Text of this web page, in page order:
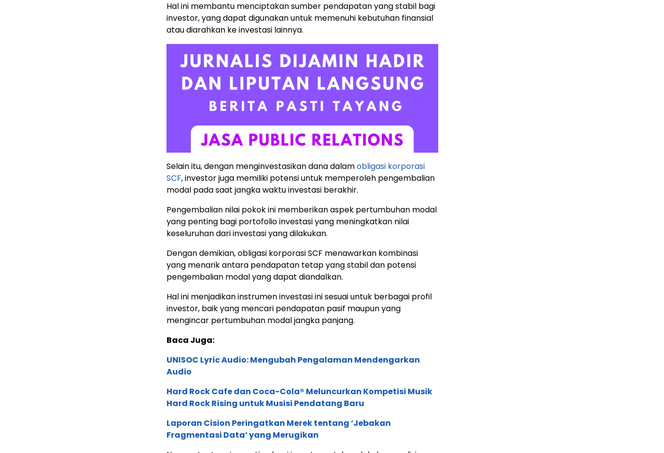
Hal ini membantu menciptakan sumber pendapatan yang stabil bagi
investor, yang dapat digunakan untuk memenuhi kebutuhan finansial
atau diarahkan ke investasi lainnya.
Selain itu, dengan menginvestasikan dana dalamobligasi korporasi
SCF, investor juga memiliki potensi untuk memperoleh pengembalian
modal pada saat jangka waktu investasi berakhir.
Pengembalian nilai pokok ini memberikan aspek pertumbuhan modal
yang penting bagi portofolio investasi yang meningkatkan nilai
keseluruhan dari investasi yang dilakukan.
Dengan demikian, obligasi korporasi SCF menawarkan kombinasi
yang menarik antara pendapatan tetap yang stabil dan potensi
pengembalian modal yang dapat diandalkan.
Hal ini menjadikan instrumen investasi ini sesuai untuk berbagai profil
investor, baik yang mencari pendapatan pasif maupun yang
mengincar pertumbuhan modal jangka panjang.
Baca Juga:
UNISOC Lyric Audio: Mengubah Pengalaman Mendengarkan
Audio
Hard Rock Cafe dan Coca-Cola® Meluncurkan Kompetisi Musik
Hard Rock Rising untuk Musisi Pendatang Baru
Laporan Cision Peringatkan Merek tentang ‘Jebakan
Fragmentasi Data’ yang Merugikan